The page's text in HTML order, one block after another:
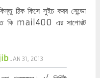
ঠিক কিসে সুইচ করব সেন্ডো
কি mail400 এর সাপোরট
JAN 31, 2013